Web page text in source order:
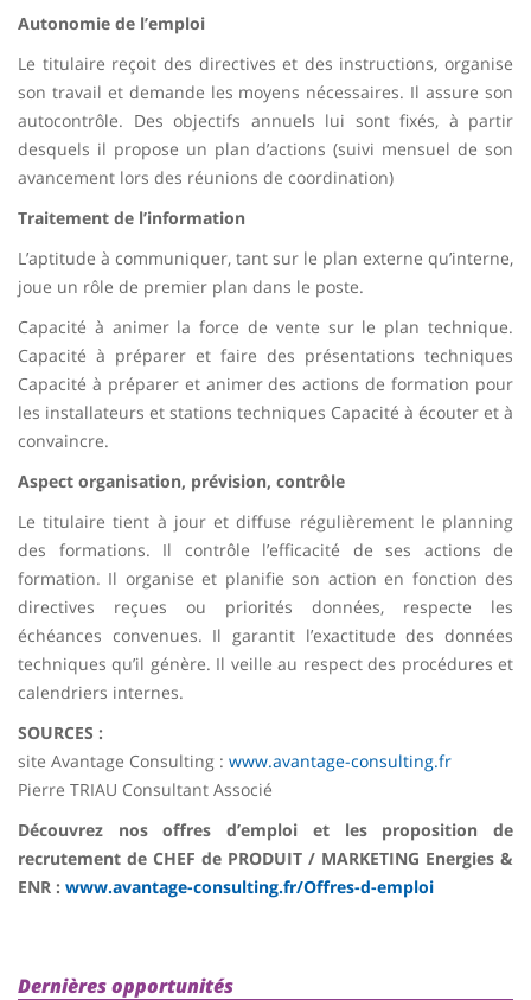
Autonomie de l’emploi
Le titulaire reçoit des directives et des instructions, organise
son travail et demande les moyens nécessaires. Il assure son
autocontrôle. Des objectifs annuels lui sont fixés, à partir
desquels il propose un plan d’actions (suivi mensuel de son
avancement lors des réunions de coordination)
Traitement de l’information
L’aptitude à communiquer, tant sur le plan externe qu’interne,
joue un rôle de premier plan dans le poste.
Capacité à animer la force de vente sur le plan technique.
Capacité à préparer et faire des présentations techniques
Capacité à préparer et animer des actions de formation pour
les installateurs et stations techniques Capacité à écouter et à
convaincre.
Aspect organisation, prévision, contrôle
Le titulaire tient à jour et diffuse régulièrement le planning
des formations. Il contrôle l’efficacité de ses actions de
formation. Il organise et planifie son action en fonction des
directives reçues ou priorités données, respecte les
échéances convenues. Il garantit l’exactitude des données
techniques qu’il génère. Il veille au respect des procédures et
calendriers internes.
SOURCES :
site Avantage Consulting : www.avantage-consulting.fr
Pierre TRIAU Consultant Associé
Découvrez nos offres d’emploi et les proposition de
recrutement de CHEF de PRODUIT / MARKETING Energies &
ENR : www.avantage-consulting.fr/Offres-d-emploi
Dernières opportunités